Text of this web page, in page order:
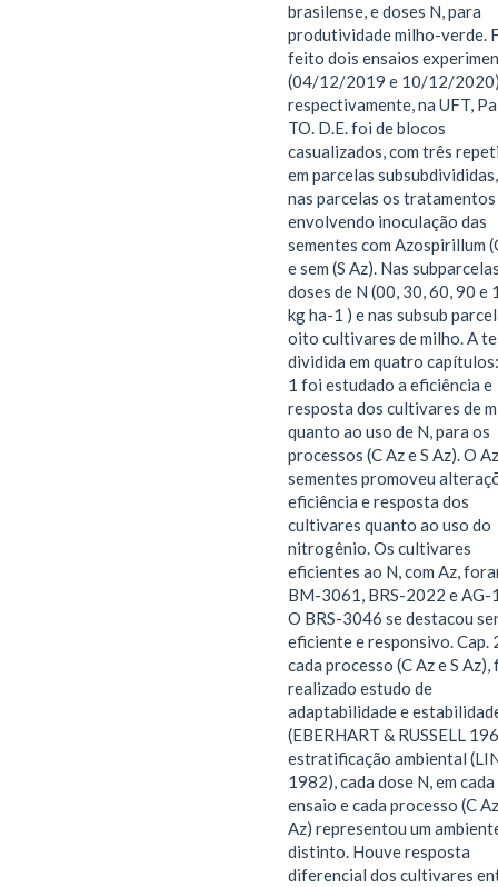
brasilense, e doses N, para
produtividade milho-verde.
feito dois ensaios
(04/12/2019 e 10/12/
respectivamente, na UFT,
TO. D.E. foi de blocos
casualizados, com três
em parcelas
nas parcelas os tratamentos
envolvendo inoculação das
sementes com Azospirillum
e sem (S Az). Nas
doses de N (00, 30, 60, 90 e
kg ha-1 ) e nas subsub
oito cultivares de milho. A
dividida em quatro
1 foi estudado a eficiência e
resposta dos cultivares de
quanto ao uso de N, para os
processos (C Az e S Az). O
sementes promoveu
eficiência e resposta dos
cultivares quanto ao uso do
nitrogênio. Os cultivares
eficientes ao N, com Az,
BM-3061, BRS-2022 e AG-
O BRS-3046 se destacou
eficiente e responsivo. Cap.
cada processo (C Az e S Az),
realizado estudo de
adaptabilidade e
(EBERHART & RUSSELL
estratificação ambiental
1982), cada dose N, em cada
ensaio e cada processo (C
Az) representou um
distinto. Houve resposta
diferencial dos cultivares